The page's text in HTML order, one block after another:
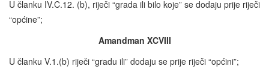
U članku IV.C.12. (b), riječi “grada ili bilo koje” se dodaju prije riječi
“općine”;
Amandman XCVIII
U članku V.1.(b) riječi “gradu ili” dodaju se prije riječi “općini”;